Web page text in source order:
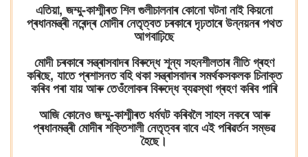
এতিয়া, জম্মু-কাশ্মীৰত শিল গুলীচালনাৰ কোনো ঘটনা নাই কিয়নো
প্ৰধানমন্ত্ৰী নৰেন্দ্ৰ মোদীৰ নেতৃত্বত চৰকাৰে দৃঢ়তাৰে উন্নয়নৰ পথত
আগবাঢ়িছে
মোদী চৰকাৰে সন্ত্ৰাসবাদৰ বিৰুদ্ধে শূন্য সহনশীলতাৰ নীতি গ্ৰহণ
কৰিছে, যাতে প্ৰশাসনত বহি থকা সন্ত্ৰাসবাদৰ সমৰ্থকসকলক চিনাক্ত
কৰিব পৰা যায় আৰু তেওঁলোকৰ বিৰুদ্ধে ব্যৱস্থা গ্ৰহণ কৰিব পাৰি
আজি কোনেও জম্মু-কাশ্মীৰত ধৰ্মঘট কৰিবলৈ সাহস নকৰে আৰু
প্ৰধানমন্ত্ৰী মোদীৰ শক্তিশালী নেতৃত্বৰ বাবে এই পৰিৱৰ্তন সম্ভৱ
হৈছে।